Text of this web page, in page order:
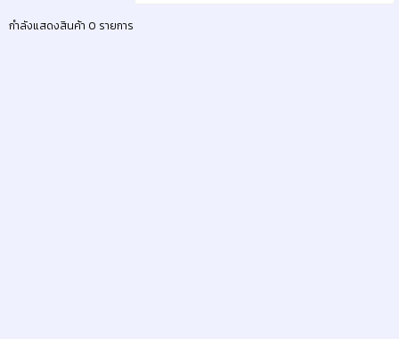
กำลังแสดงสินค้า 0 รายการ